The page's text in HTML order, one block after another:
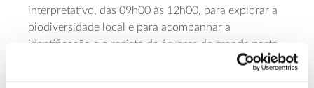
interpretativo, das 09h00 às 12h00, para explorar a
biodiversidade local e para acompanhar a
identificação e o registo de árvores de grande porte
– as gigantes verdes. Trata-se de um percurso